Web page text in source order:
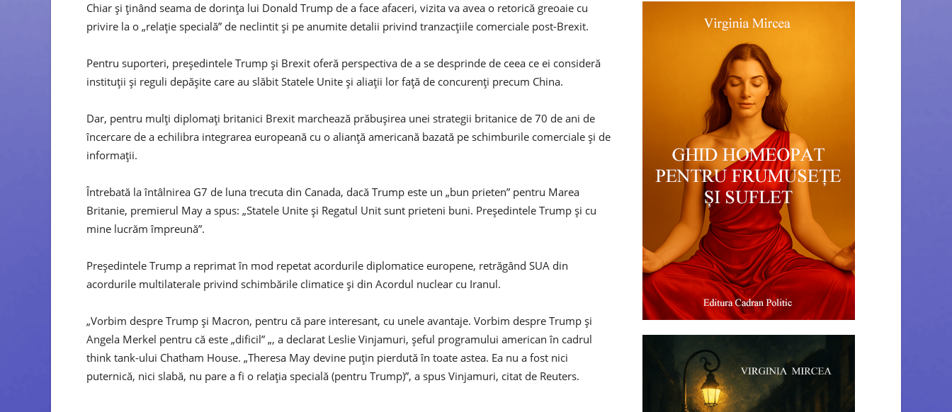
Chiar și ținând seama de dorința lui Donald Trump de a face afaceri, vizita va avea o retorică greoaie cu
privire la o „relație specială” de neclintit și pe anumite detalii privind tranzacțiile comerciale post-Brexit.
Pentru suporteri, președintele Trump și Brexit oferă perspectiva de a se desprinde de ceea ce ei consideră
instituții și reguli depășite care au slăbit Statele Unite și aliații lor față de concurenți precum China.
Dar, pentru mulți diplomați britanici Brexit marchează prăbușirea unei strategii britanice de 70 de ani de
încercare de a echilibra integrarea europeană cu o alianță americană bazată pe schimburile comerciale și de
informații.
Întrebată la întâlnirea G7 de luna trecuta din Canada, dacă Trump este un „bun prieten” pentru Marea
Britanie, premierul May a spus: „Statele Unite și Regatul Unit sunt prieteni buni. Președintele Trump și cu
mine lucrăm împreună”.
Președintele Trump a reprimat în mod repetat acordurile diplomatice europene, retrăgând SUA din
acordurile multilaterale privind schimbările climatice și din Acordul nuclear cu Iranul.
„Vorbim despre Trump și Macron, pentru că pare interesant, cu unele avantaje. Vorbim despre Trump și
Angela Merkel pentru că este „dificil” „, a declarat Leslie Vinjamuri, șeful programului american în cadrul
think tank-ului Chatham House. „Theresa May devine puțin pierdută în toate astea. Ea nu a fost nici
puternică, nici slabă, nu pare a fi o relația specială (pentru Trump)”, a spus Vinjamuri, citat de Reuters.